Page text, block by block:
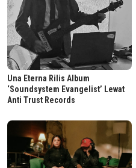
Una Eterna Rilis Album
‘Soundsystem Evangelist’ Lewat
Anti Trust Records